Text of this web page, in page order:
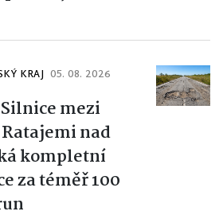
KRAJ 05. 08. 2026
Silnice mezi
nad
kompletní
za téměř 100